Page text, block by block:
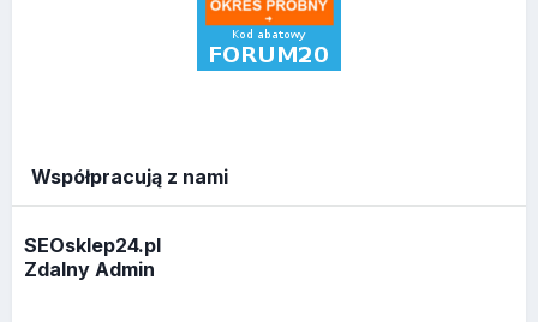
Współpracują z nami
SEOsklep24.pl
Zdalny Admin